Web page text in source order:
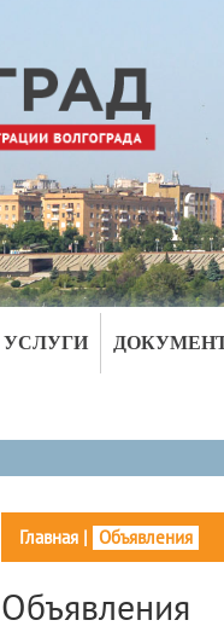
УСЛУГИ
Главная| Объявления
Объявления